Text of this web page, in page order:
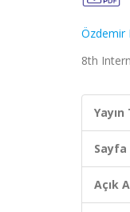
Özdemir
8th
Yayın
Sayfa
Açık